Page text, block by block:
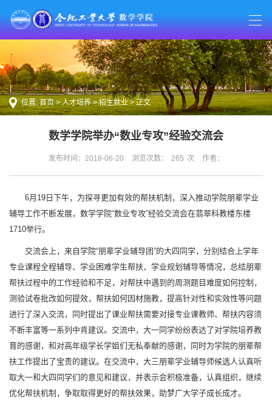
位置:首页>人才培养>招生就业> 正文
数学学院举办“数业专攻”经验交流会
发布时间：2018-06-20 浏览次数： 265 次 作者：
6月19日下午，为探寻更加有效的帮扶机制，深入推动学院朋辈学业
辅导工作不断发展，数学学院“数业专攻”经验交流会在翡翠科教楼东楼
1710举行。
交流会上，来自学院“朋辈学业辅导团”的大四同学，分别结合上学年
专业课程全程辅导、学业困难学生帮扶、学业规划辅导等情况，总结朋辈
帮扶过程中的工作经验和不足，对帮扶中遇到的周测题目难度如何控制，
测验试卷批改如何提效，帮扶如何因材施教，提高针对性和实效性等问题
进行了深入交流，同时提出了课业帮扶需要对接专业课教师、帮扶内容须
不断丰富等一系列中肯建议。交流中，大一同学纷纷表达了对学院培养教
育的感谢，和对高年级学长学姐们无私奉献的感谢，同时为学院的朋辈帮
扶工作提出了宝贵的建议。在交流中，大三朋辈学业辅导师候选人认真听
取大一和大四同学们的意见和建议，并表示会积极准备，认真组织，继续
优化帮扶机制，争取取得更好的帮扶效果，助梦广大学子成长成才。